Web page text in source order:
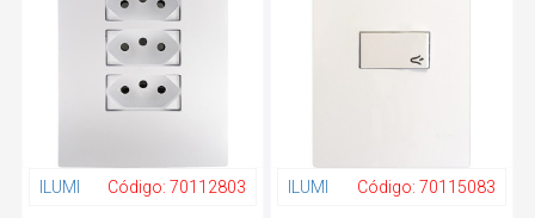
ILUMI Código: 70112803 ILUMI Código: 70115083